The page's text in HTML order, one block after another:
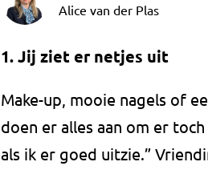
Alice van der Plas
1. Jij ziet er netjes uit
Make-up, mooie nagels of
doen er alles aan om er
als ik er goed uitzie.”